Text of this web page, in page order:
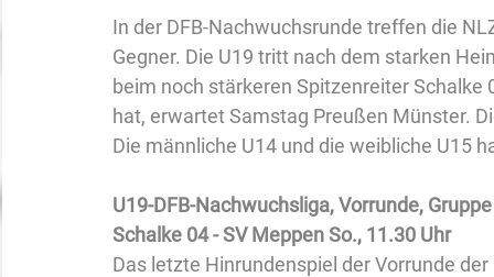
In der DFB-Nachwuchsrunde treffen die
Gegner. Die U19 tritt nach dem starken
beim noch stärkeren Spitzenreiter
hat, erwartet Samstag Preußen Münster.
Die männliche U14 und die weibliche U15
U19-DFB-Nachwuchsliga, Vorrunde,
Schalke 04 - SV Meppen So., 11.30 Uhr
Das letzte Hinrundenspiel der Vorrunde